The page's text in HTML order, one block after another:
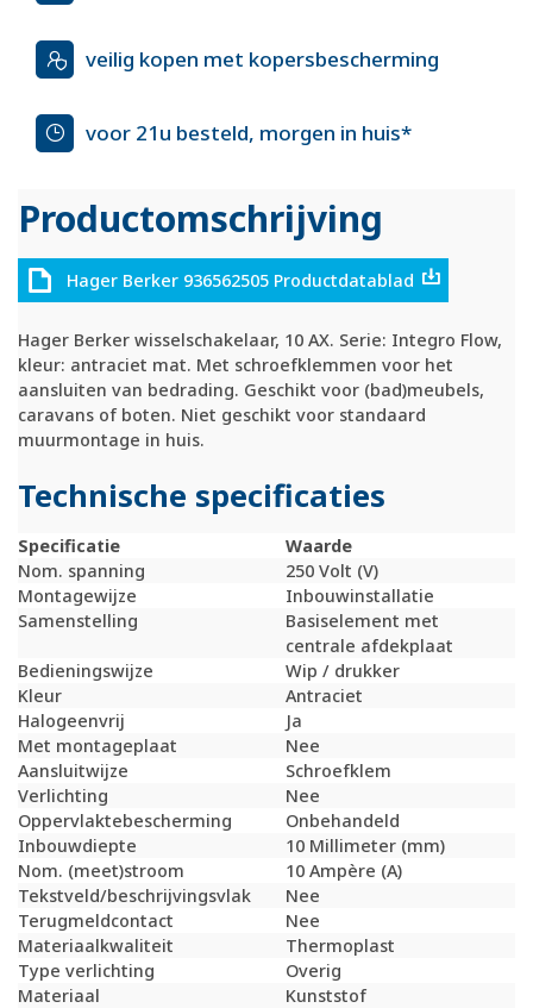
veilig kopen met kopersbescherming
voor 21u besteld, morgen in huis*
Productomschrijving
Hager Berker 936562505 Productdatablad
Hager Berker wisselschakelaar, 10 AX. Serie: Integro Flow,
kleur: antraciet mat. Met schroefklemmen voor het
aansluiten van bedrading. Geschikt voor (bad)meubels,
caravans of boten. Niet geschikt voor standaard
muurmontage in huis.
Technische specificaties
Specificatie
Waarde
Nom. spanning
250 Volt (V)
Montagewijze
Inbouwinstallatie
Samenstelling
Basiselement met
centrale afdekplaat
Bedieningswijze
Wip / drukker
Kleur
Antraciet
Halogeenvrij
Ja
Met montageplaat
Nee
Aansluitwijze
Schroefklem
Verlichting
Nee
Oppervlaktebescherming
Onbehandeld
Inbouwdiepte
10 Millimeter (mm)
Nom. (meet)stroom
10 Ampère (A)
Tekstveld/beschrijvingsvlak
Nee
Terugmeldcontact
Nee
Materiaalkwaliteit
Thermoplast
Type verlichting
Overig
Materiaal
Kunststof